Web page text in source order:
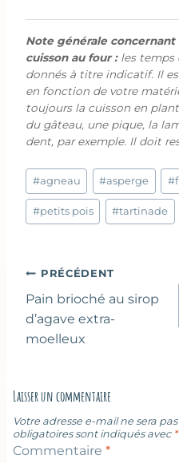
Note générale
cuisson au four :les temps
donnés à titre indicatif. Il
en fonction de votre
toujours la cuisson en
du gâteau, une pique, la
dent, par exemple. Il doit
Étiquettes
de
la
#agneau #asperge #
#petits pois #tartinade
Navigation
de
l’article
PRÉCÉDENT
Pain brioché au sirop
d’agave extra-
moelleux
Laisser un commentaire
Votre adresse e-mail ne sera
obligatoires sont indiqués avec *
Commentaire *